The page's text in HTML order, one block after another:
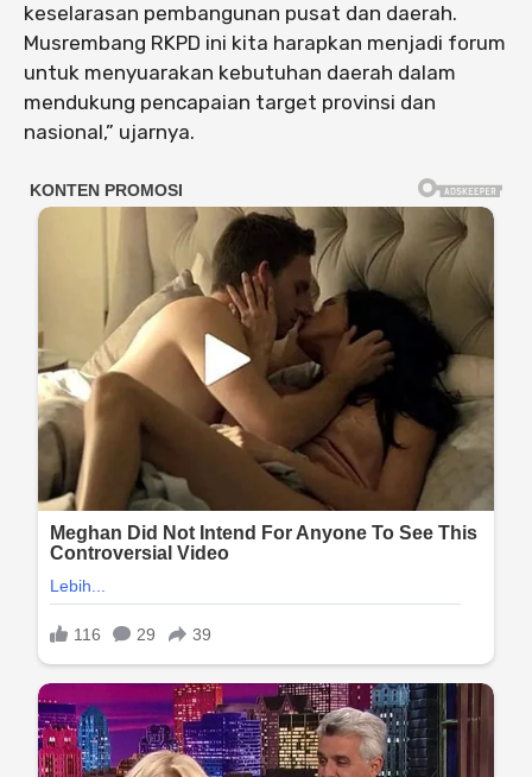
keselarasan pembangunan pusat dan daerah.
Musrembang RKPD ini kita harapkan menjadi forum
untuk menyuarakan kebutuhan daerah dalam
mendukung pencapaian target provinsi dan
nasional,” ujarnya.